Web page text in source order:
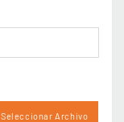
Seleccionar Archivo